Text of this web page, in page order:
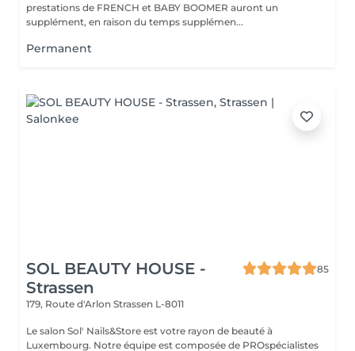
prestations de FRENCH et BABY BOOMER auront un
supplément, en raison du temps supplémen...
Permanent
SOL BEAUTY HOUSE -
Strassen
85
179, Route d'Arlon Strassen L-8011
Le salon Sol' Nails&Store est votre rayon de beauté à
Luxembourg. Notre équipe est composée de PROspécialistes